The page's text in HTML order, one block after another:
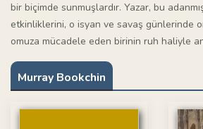
bir biçimde sunmuşlardır. Yazar, bu
etkinliklerini, o isyan ve savaş günlerinde
omuza mücadele eden birinin ruh haliyle
Murray Bookchin